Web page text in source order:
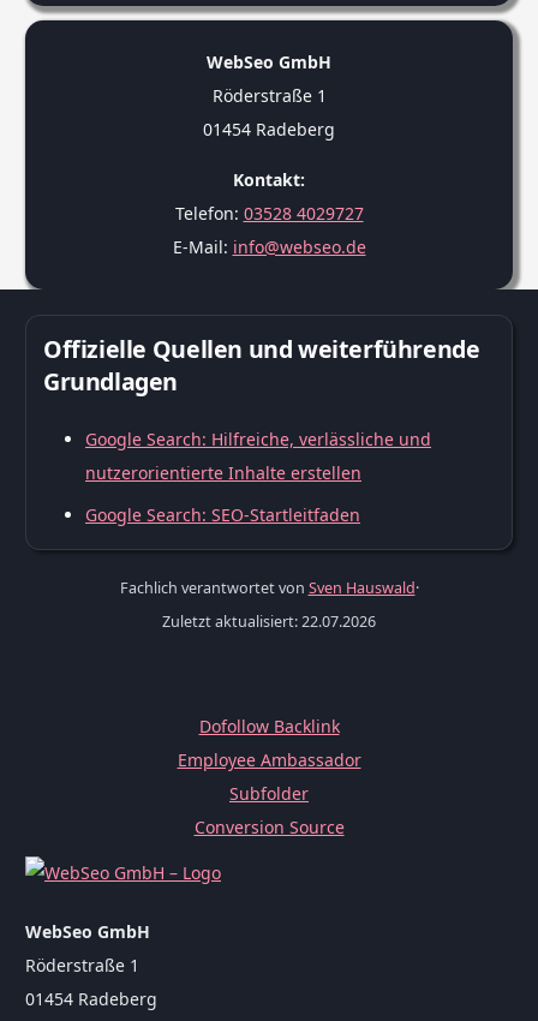
WebSeo GmbH
Röderstraße 1
01454 Radeberg
Kontakt:
Telefon: 03528 4029727
E-Mail: info@webseo.de
Offizielle Quellen und weiterführende
Grundlagen
Google Search: Hilfreiche, verlässliche und
nutzerorientierte Inhalte erstellen
Google Search: SEO-Startleitfaden
Fachlich verantwortet von Sven Hauswald·
Zuletzt aktualisiert: 22.07.2026
Dofollow Backlink
Employee Ambassador
Subfolder
Conversion Source
WebSeo GmbH
Röderstraße 1
01454 Radeberg